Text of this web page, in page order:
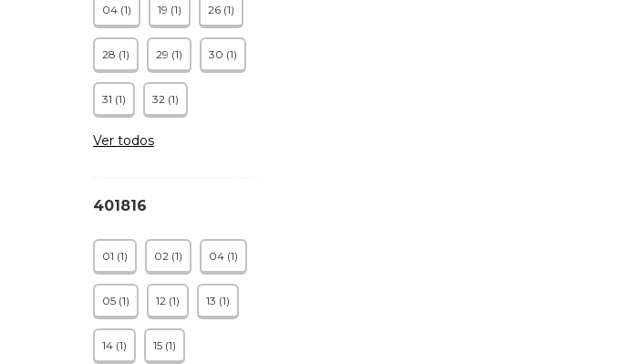
04 (1) 19 (1) 26 (1)
28 (1) 29 (1) 30 (1)
31 (1) 32 (1)
Ver todos
401816
01 (1) 02 (1) 04 (1)
05 (1) 12 (1) 13 (1)
14 (1) 15 (1)